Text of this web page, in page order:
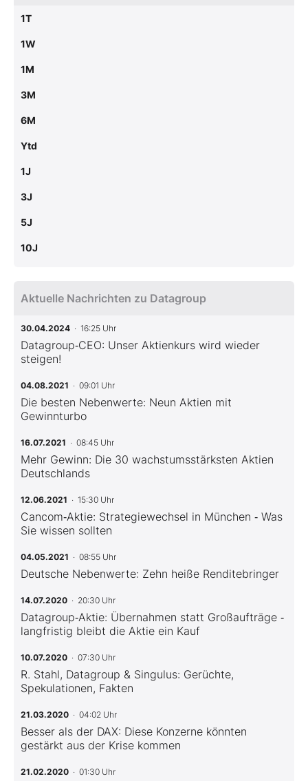
1T
1W
1M
3M
6M
Ytd
1J
3J
5J
10J
Aktuelle Nachrichten zu Datagroup
30.04.2024 · 16:25 Uhr
Datagroup‑CEO: Unser Aktienkurs wird wieder
steigen!
04.08.2021 · 09:01 Uhr
Die besten Nebenwerte: Neun Aktien mit
Gewinnturbo
16.07.2021 · 08:45 Uhr
Mehr Gewinn: Die 30 wachstumsstärksten Aktien
Deutschlands
12.06.2021 · 15:30 Uhr
Cancom‑Aktie: Strategiewechsel in München ‑ Was
Sie wissen sollten
04.05.2021 · 08:55 Uhr
Deutsche Nebenwerte: Zehn heiße Renditebringer
14.07.2020 · 20:30 Uhr
Datagroup‑Aktie: Übernahmen statt Großaufträge ‑
langfristig bleibt die Aktie ein Kauf
10.07.2020 · 07:30 Uhr
R. Stahl, Datagroup & Singulus: Gerüchte,
Spekulationen, Fakten
21.03.2020 · 04:02 Uhr
Besser als der DAX: Diese Konzerne könnten
gestärkt aus der Krise kommen
21.02.2020 · 01:30 Uhr